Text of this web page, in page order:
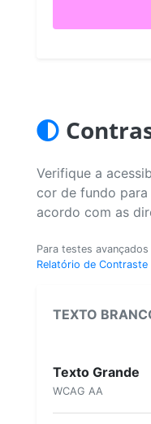
Verifique a
cor de fundo
acordo com as
Para testes
Relatório de Contraste
TEXTO
Texto Grande
WCAG AA